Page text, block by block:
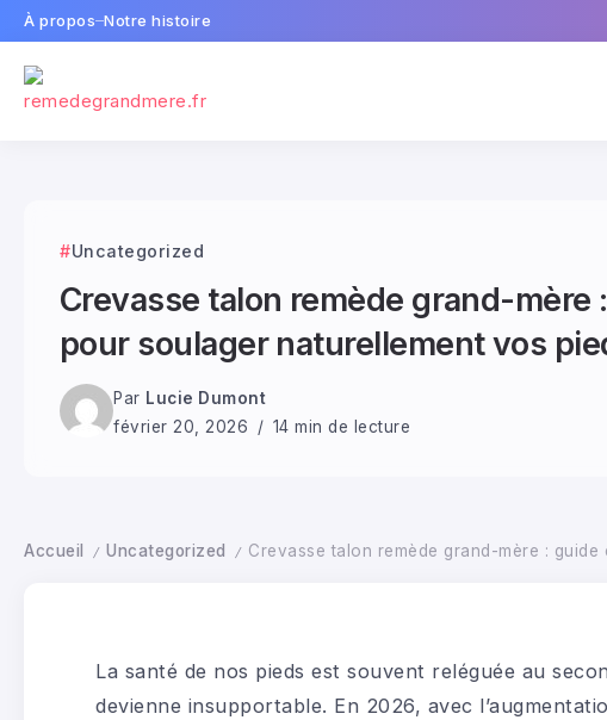
À propos Notre histoire
Uncategorized
Crevasse talon remède grand-mère
pour soulager naturellement vos
Par Lucie Dumont
février 20, 2026
14 min de lecture
Accueil / Uncategorized / Crevasse talon remède grand-mère :
La santé de nos pieds est souvent reléguée au
devienne insupportable. En 2026, avec